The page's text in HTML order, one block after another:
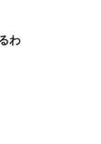
わ